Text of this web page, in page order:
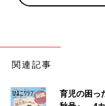
関連記事
育児の困っ